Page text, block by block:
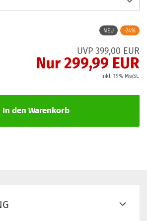
NEU -24%
UVP 399,00 EUR
Nur 299,99 EUR
inkl. 19% MwSt.
In den Warenkorb